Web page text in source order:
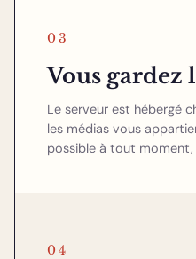
03
Vous gardez
Le serveur est hébergé
les médias vous
possible à tout
04